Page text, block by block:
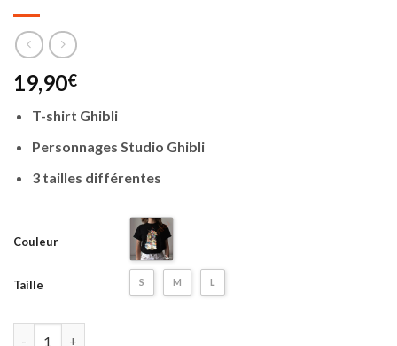
19,90€
T-shirt Ghibli
Personnages Studio Ghibli
3 tailles différentes
Couleur
Taille S M L